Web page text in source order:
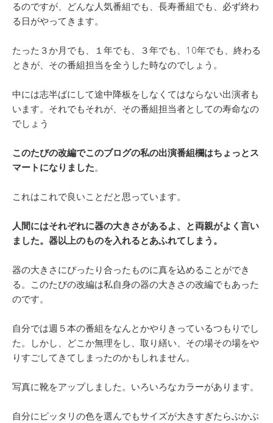
るのですが、どんな人気番組でも、長寿番組でも、必ず終わ
る日がやってきます。
たった３か月でも、１年でも、３年でも、10年でも、終わる
ときが、その番組担当を全うした時なのでしょう。
中には志半ばにして途中降板をしなくてはならない出演者も
います。それでもそれが、その番組担当者としての寿命なの
でしょう
このたびの改編でこのブログの私の出演番組欄はちょっとス
マートになりました。
これはこれで良いことだと思っています。
人間にはそれぞれに器の大きさがあるよ、と両親がよく言い
ました。器以上のものを入れるとあふれてしまう。
器の大きさにぴったり合ったものに真を込めることができ
る。このたびの改編は私自身の器の大きさの改編でもあった
のです。
自分では週５本の番組をなんとかやりきっているつもりでし
た。しかし、どこか無理をし、取り繕い、その場その場をや
りすごしてきてしまったのかもしれません。
写真に靴をアップしました。いろいろなカラーがあります。
自分にピッタリの色を選んでもサイズが大きすぎたらぶかぶ